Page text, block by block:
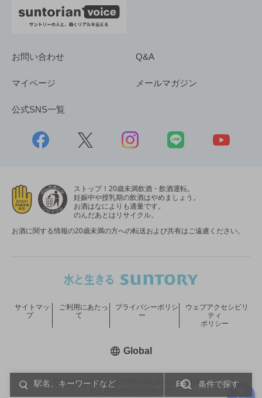
条件で探す
お問い合わせ Q&A
マイページ メールマガジン
公式SNS一覧
ストップ！20歳未満飲酒・飲酒運転。
妊娠中や授乳期の飲酒はやめましょう。
お酒はなによりも適量です。
のんだあとはリサイクル。
お酒に関する情報の20歳未満の方への転送および共有はご遠慮ください。
COPYRIGHT © SUNTORY HOLDINGS LIMITED.
サイトマッ
プ
ご利用にあたっ
て
プライバシーポリシ
ー
ウェブアクセシビリ
ティ
ポリシー
Global新しいウィンドウで開く